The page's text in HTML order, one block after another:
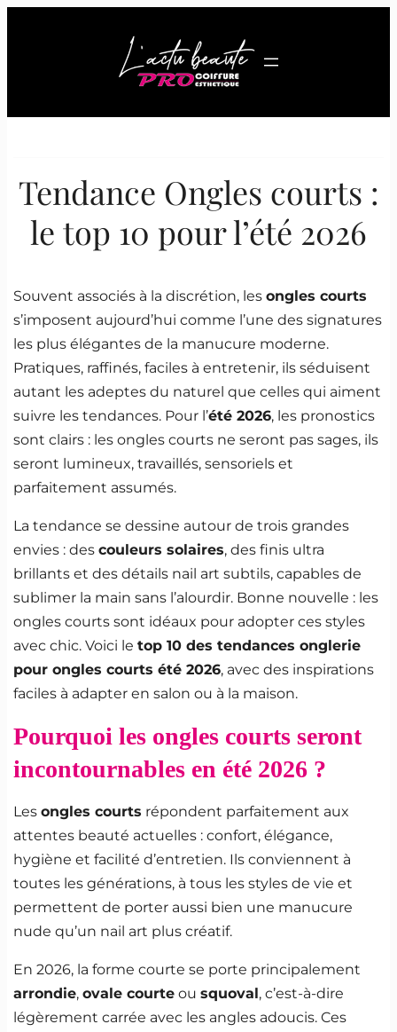
Tendance Ongles courts :
le top 10 pour l’été 2026
Souvent associés à la discrétion, lesongles courts
s’imposent aujourd’hui comme l’une des signatures
les plus élégantes de la manucure moderne.
Pratiques, raffinés, faciles à entretenir, ils séduisent
autant les adeptes du naturel que celles qui aiment
suivre les tendances. Pour l’été 2026, les pronostics
sont clairs : les ongles courts ne seront pas sages, ils
seront lumineux, travaillés, sensoriels et
parfaitement assumés.
La tendance se dessine autour de trois grandes
envies : descouleurs solaires, des finis ultra
brillants et des détails nail art subtils, capables de
sublimer la main sans l’alourdir. Bonne nouvelle : les
ongles courts sont idéaux pour adopter ces styles
avec chic. Voici letop 10 des tendances onglerie
pour ongles courts été 2026, avec des inspirations
faciles à adapter en salon ou à la maison.
Pourquoi les ongles courts seront
incontournables en été 2026 ?
Lesongles courts répondent parfaitement aux
attentes beauté actuelles : confort, élégance,
hygiène et facilité d’entretien. Ils conviennent à
toutes les générations, à tous les styles de vie et
permettent de porter aussi bien une manucure
nude qu’un nail art plus créatif.
En 2026, la forme courte se porte principalement
arrondie,ovale courte ousquoval, c’est-à-dire
légèrement carrée avec les angles adoucis. Ces